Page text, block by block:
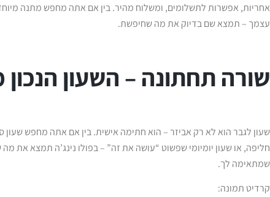
אחריות, אפשרות לתשלומים, ומשלוח מהיר. בין אם אתה מחפש מתנה
עצמך – תמצא שם בדיוק את מה שחיפשת.
שורה תחתונה – השעון
שעון לגבר הוא לא רק אביזר – הוא חתימה אישית. בין אם אתה מחפש שעון
חליפה, או שעון יומיומי שפשוט “עושה את זה” – בפולו נינג’ה תמצא
שמתאימה לך.
קרדיט תמונה: